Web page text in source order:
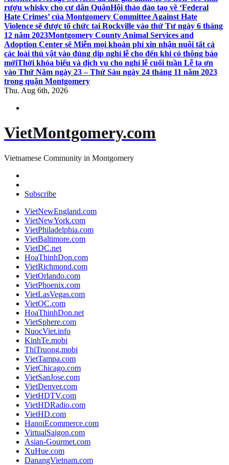
rượu whisky cho cư dân QuậnHội thảo đào tạo về ‘Federal
Hate Crimes’ của Montgomery Committee Against Hate
Violence sẽ được tổ chức tại Rockville vào thứ Tư ngày 6 tháng
12 năm 2023Montgomery County Animal Services and
Adoption Center sẽ Miễn mọi khoản phí xin nhận nuôi tất cả
các loài thú vật vào đúng dịp nghỉ lễ cho đến khi có thông báo
mớiThời khóa biểu và dịch vụ cho nghỉ lễ cuối tuần Lễ tạ ơn
vào Thứ Năm ngày 23 – Thứ Sáu ngày 24 tháng 11 năm 2023
trong quận Montgomery
Thu. Aug 6th, 2026
VietMontgomery.com
Vietnamese Community in Montgomery
Subscribe
VietNewEngland.com
VietNewYork.com
VietPhiladelphia.com
VietBaltimore.com
VietDC.net
HoaThinhDon.com
VietRichmond.com
VietOrlando.com
VietPhoenix.com
VietLasVegas.com
VietOC.com
HoaThinhDon.net
VietSphere.com
NuocViet.info
KinhTe.mobi
ThiTruong.mobi
VietTampa.com
VietChicago.com
VietSanJose.com
VietDenver.com
VietHDTV.com
VietHDRadio.com
VietHD.com
HanoiEcommerce.com
VirtualSaigon.com
Asian-Gourmet.com
XuHue.com
DanangVietnam.com